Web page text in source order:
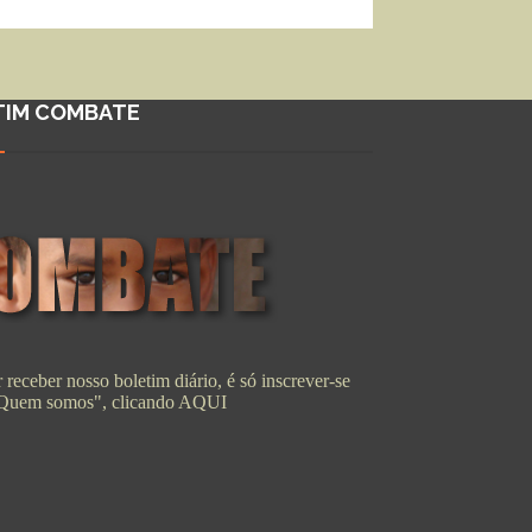
COMBATE
receber nosso boletim diário, é só inscrever-se
somos", clicando AQUI